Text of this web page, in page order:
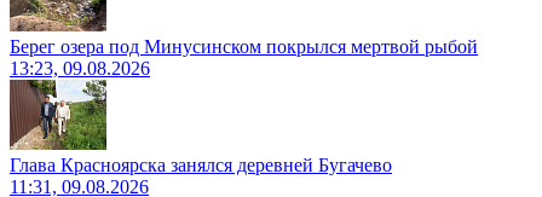
Берег озера под Минусинском покрылся мертвой рыбой
13:23, 09.08.2026
Глава Красноярска занялся деревней Бугачево
11:31, 09.08.2026